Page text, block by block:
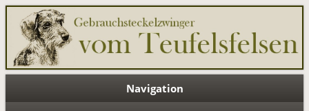
Teufelsfelsen EN
Navigation